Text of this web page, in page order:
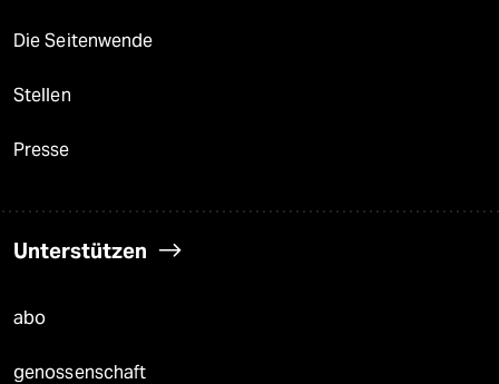
Die Seitenwende
Stellen
Presse
Unterstützen
abo
genossenschaft